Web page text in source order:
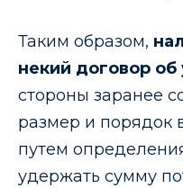
Таким образом,
некий договор об
стороны заранее
размер и порядок
путем
удержать сумму